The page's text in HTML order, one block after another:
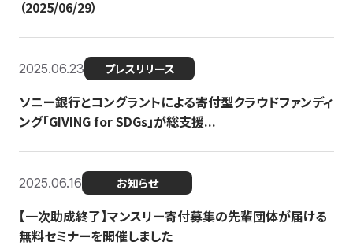
（2025/06/29）
2025.06.23 プレスリリース
ソニー銀行とコングラントによる寄付型クラウドファンディ
ング「GIVING for SDGs」が総支援...
2025.06.16 お知らせ
【一次助成終了】マンスリー寄付募集の先輩団体が届ける
無料セミナーを開催しました